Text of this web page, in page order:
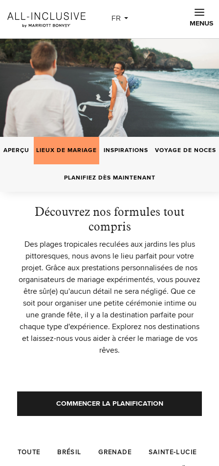
MENUS
FR
APERÇU LIEUX DE MARIAGE INSPIRATIONS VOYAGE DE NOCES
PLANIFIEZ DÈS MAINTENANT
Découvrez nos formules tout
compris
Des plages tropicales reculées aux jardins les plus
pittoresques, nous avons le lieu parfait pour votre
projet. Grâce aux prestations personnalisées de nos
organisateurs de mariage expérimentés, vous pouvez
être sûr(e) qu'aucun détail ne sera négligé. Que ce
soit pour organiser une petite cérémonie intime ou
une grande fête, il y a la destination parfaite pour
chaque type d'expérience. Explorez nos destinations
et laissez-nous vous aider à créer le mariage de vos
rêves.
COMMENCER LA PLANIFICATION
TOUTE BRÉSIL GRENADE SAINTE-LUCIE